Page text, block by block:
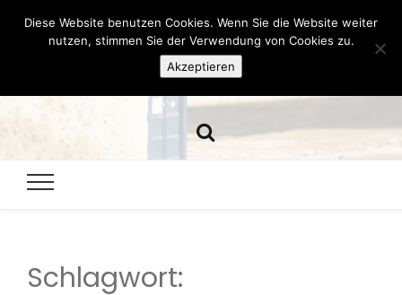
Hazamelistan
Schlagwort:
Diese Website benutzen Cookies. Wenn Sie die Website weiter
nutzen, stimmen Sie der Verwendung von Cookies zu.
Akzeptieren